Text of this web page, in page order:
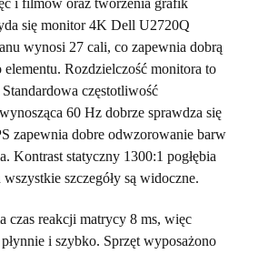
i filmów oraz tworzenia grafik
się monitor 4K Dell U2720Q
wynosi 27 cali, co zapewnia dobrą
Rozdzielczość monitora to
częstotliwość
60 Hz dobrze sprawdza się
zapewnia dobre odwzorowanie barw
Kontrast statyczny 1300:1 pogłębia
szczegóły są widoczne.
reakcji matrycy 8 ms, więc
i szybko. Sprzęt wyposażono